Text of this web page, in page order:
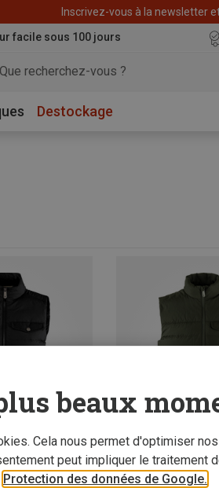
Inscrivez-vous à la newsletter
Déstockage : 20 € offerts avec
facile sous 100 jours
Destockage
beaux
Cela nous permet d'optimiser
peut impliquer le traitement
Protection des données de Google.